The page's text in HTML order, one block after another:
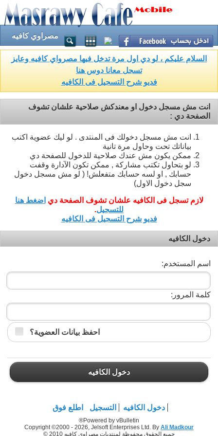
مصراوي كافيه
السلام عليكم ، لو دي اول مرة تدخل فيها مصرواي كافيه وعايز
تسجل معانا دوس هنا
فديو شرح التسجيل فى الكافيه
انت مش مسجل دخول او معندكش صلاحية علشان تشوف
الصفحة دي :
انت مش مسجل دخولك فى المنتدى . لو ليك عضوية اكتب
بياناتك تحت وحاول مرة تانية
ممكن يكون مش عندك صلاحية للدخول للصفحة دي
لو بتحاول تكتب مشاركة , ممكن تكون الآدارة وقفت
حسابك , او لسه حسابك متفعلش! ( لو مش مسجل دخول
سجل دخول الاول)
لازم تسجل فى الكافيه علشان تشوف الصفحة دي اضغط هنا
للتسجيل.
فديو شرح التسجيل فى الكافيه
دخول الكافيه
اسم المستخدم:
كلمة المرور:
احفظ بيانات العضوية؟
دخول الكافيه
دخول الكافيه التسجيل اطلع فوق
Powered by vBulletin®
Copyright ©2000 - 2026, Jelsoft Enterprises Ltd. By Ali Madkour
جميع الحقوق محفوظة لمنتديات مصراوي كافيه 2010 ©